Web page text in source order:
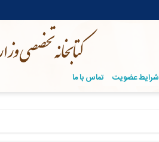
شرایط عضویت تماس با ما